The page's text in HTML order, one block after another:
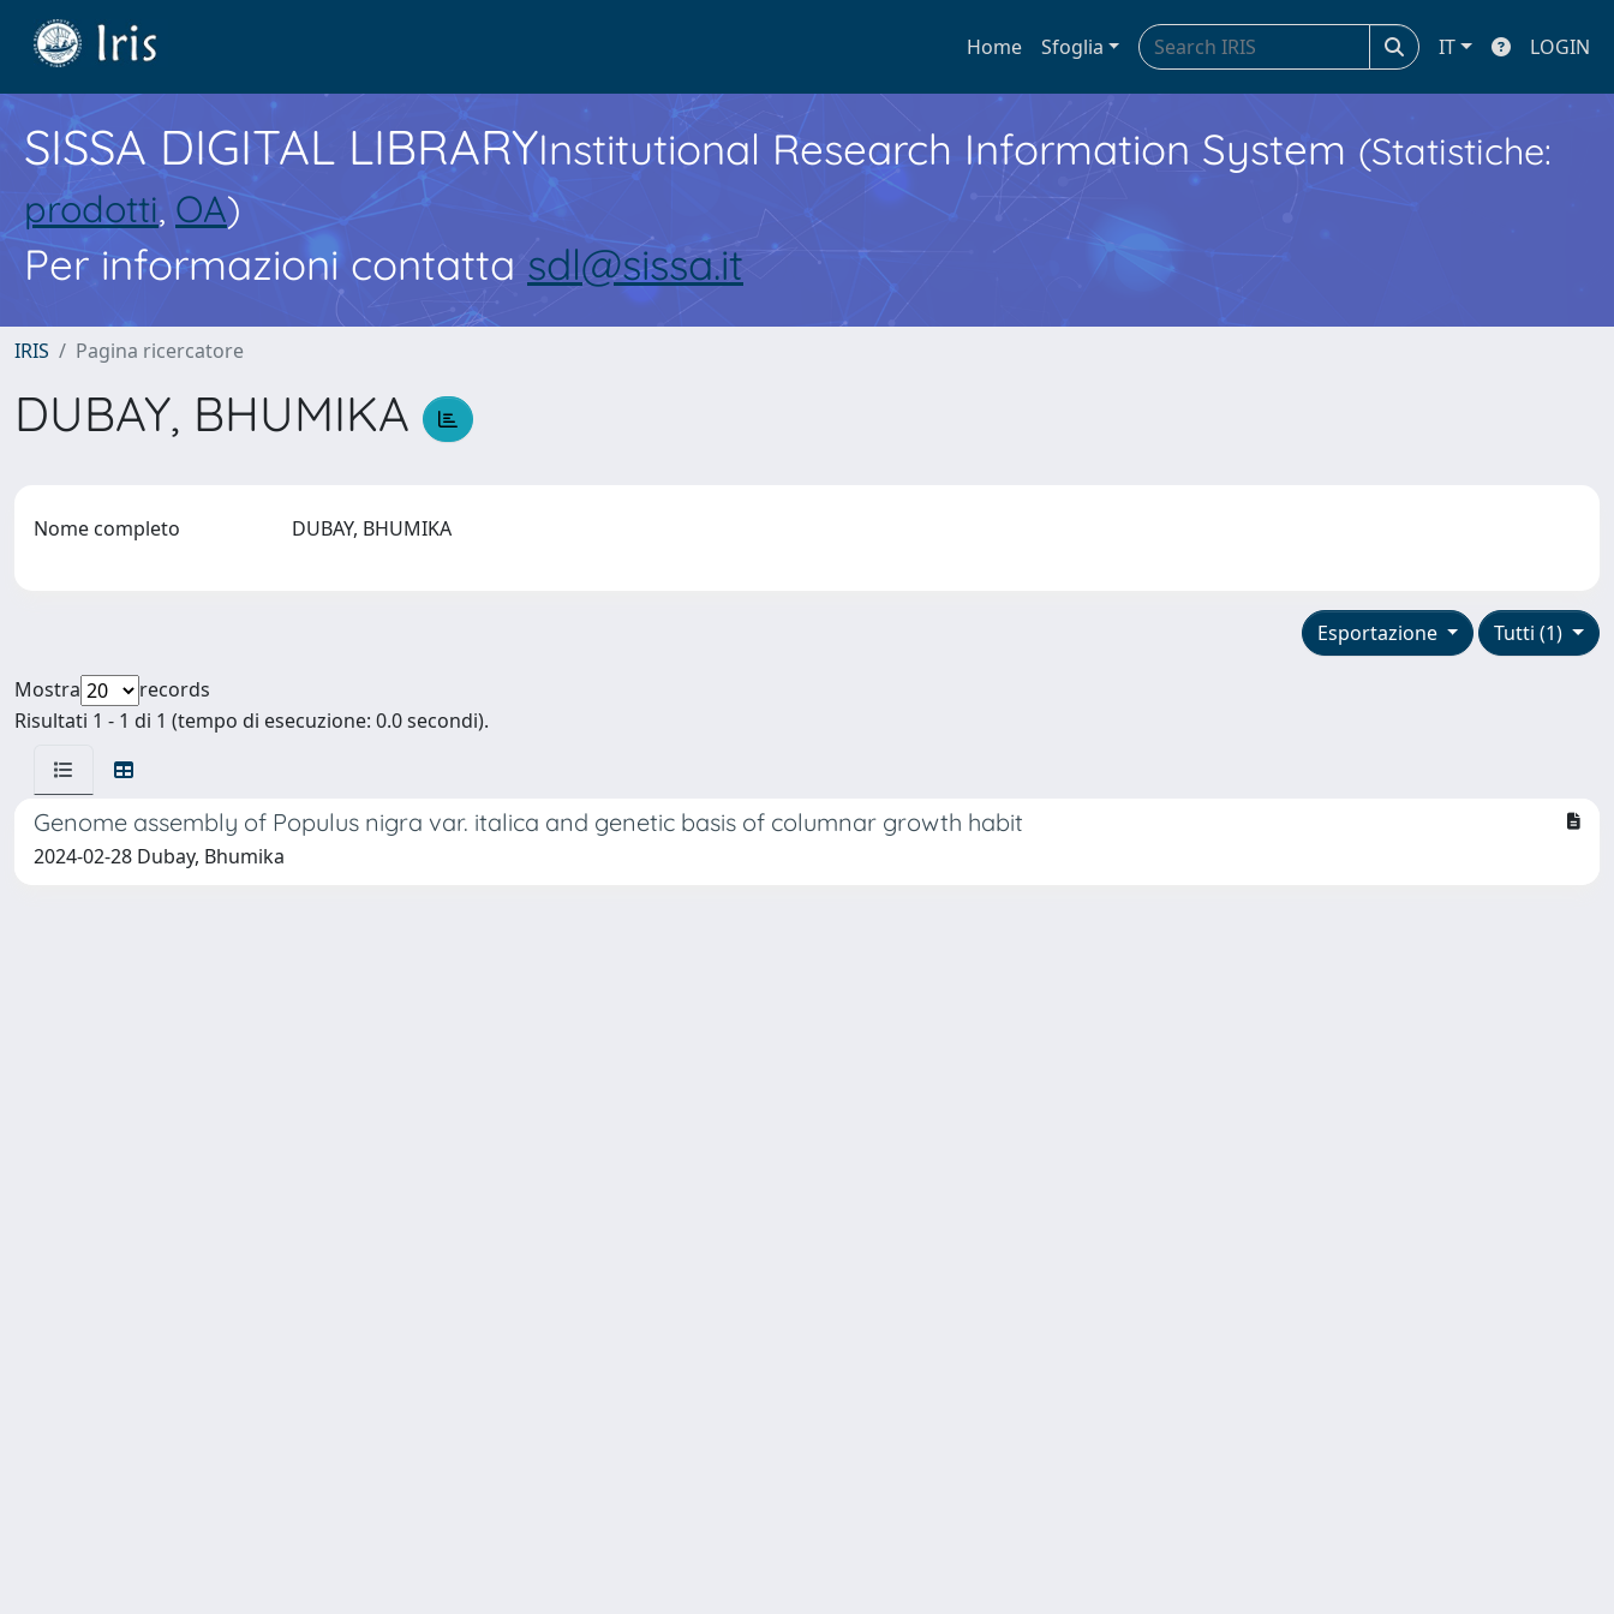
Home Sfoglia IT LOGIN
SISSA DIGITAL LIBRARYInstitutional Research Information System (Statistiche:
prodotti, OA)
Per informazioni contatta sdl@sissa.it
IRIS Pagina ricercatore
DUBAY, BHUMIKA
Nome completo DUBAY, BHUMIKA
Tutti (1)
Esportazione
Mostra
records
Risultati 1 - 1 di 1 (tempo di esecuzione: 0.0 secondi).
Genome assembly of Populus nigra var. italica and genetic basis of columnar growth habit
2024-02-28 Dubay, Bhumika